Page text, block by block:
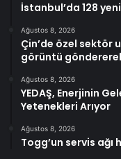
İstanbul’da 128
Ağustos 8, 2026
Çin’de özel sektör
görüntü göndererek
Ağustos 8, 2026
YEDAŞ, Enerjinin
Yetenekleri Arıyor
Ağustos 8, 2026
Togg’un servis ağı